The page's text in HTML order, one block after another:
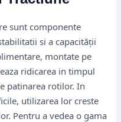
sunt componente
si a capacității
montate pe
ridicarea in timpul
patinarea rotilor. In
utilizarea lor creste
Pentru a vedea o gama